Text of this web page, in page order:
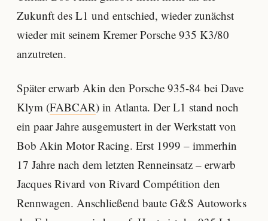
Zukunft des L1 und entschied, wieder zunächst
wieder mit seinem Kremer Porsche 935 K3/80
anzutreten.
Später erwarb Akin den Porsche 935-84 bei Dave
Klym (FABCAR) in Atlanta. Der L1 stand noch
ein paar Jahre ausgemustert in der Werkstatt von
Bob Akin Motor Racing. Erst 1999 – immerhin
17 Jahre nach dem letzten Renneinsatz – erwarb
Jacques Rivard von Rivard Compétition den
Rennwagen. Anschließend baute G&S Autoworks